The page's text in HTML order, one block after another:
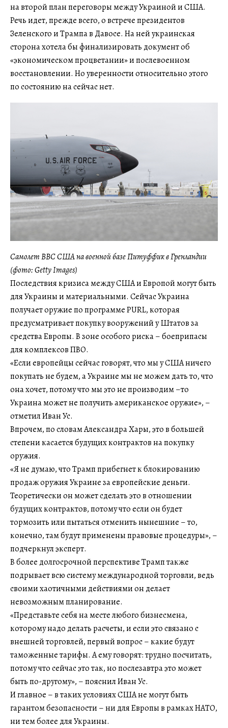
на второй план переговоры между Украиной и США.
Речь идет, прежде всего, о встрече президентов
Зеленского и Трампа в Давосе. На ней украинская
сторона хотела бы финализировать документ об
«экономическом процветании» и послевоенном
восстановлении. Но уверенности относительно этого
по состоянию на сейчас нет.
Самолет ВВС США на военной базе Питуффик в Гренландии
(фото: Getty Images)
Последствия кризиса между США и Европой могут быть
для Украины и материальными. Сейчас Украина
получает оружие по программе PURL, которая
предусматривает покупку вооружений у Штатов за
средства Европы. В зоне особого риска – боеприпасы
для комплексов ПВО.
«Если европейцы сейчас говорят, что мы у США ничего
покупать не будем, а Украине мы не можем дать то, что
она хочет, потому что мы это не производим –то
Украина может не получить американское оружие», –
отметил Иван Ус.
Впрочем, по словам Александра Хары, это в большей
степени касается будущих контрактов на покупку
оружия.
«Я не думаю, что Трамп прибегнет к блокированию
продаж оружия Украине за европейские деньги.
Теоретически он может сделать это в отношении
будущих контрактов, потому что если он будет
тормозить или пытаться отменить нынешние – то,
конечно, там будут применены правовые процедуры», –
подчеркнул эксперт.
В более долгосрочной перспективе Трамп также
подрывает всю систему международной торговли, ведь
своими хаотичными действиями он делает
невозможным планирование.
«Представьте себя на месте любого бизнесмена,
которому надо делать расчеты, и если это связано с
внешней торговлей, первый вопрос – какие будут
таможенные тарифы. А ему говорят: трудно посчитать,
потому что сейчас это так, но послезавтра это может
быть по-другому», – пояснил Иван Ус.
И главное – в таких условиях США не могут быть
гарантом безопасности – ни для Европы в рамках НАТО,
ни тем более для Украины.